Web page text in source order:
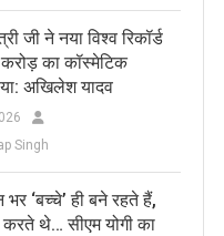
जी ने नया विश्व रिकॉर्ड
का कॉस्मेटिक
अखिलेश यादव
Singh
‘बच्चे’ ही बने रहते हैं,
करते थे… सीएम योगी का